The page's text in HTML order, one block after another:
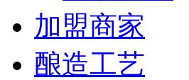
加盟商家
酿造工艺